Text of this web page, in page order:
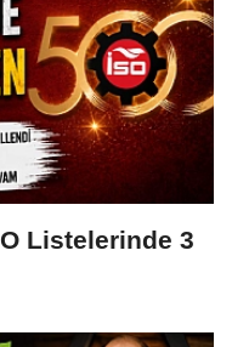
Listelerinde 3